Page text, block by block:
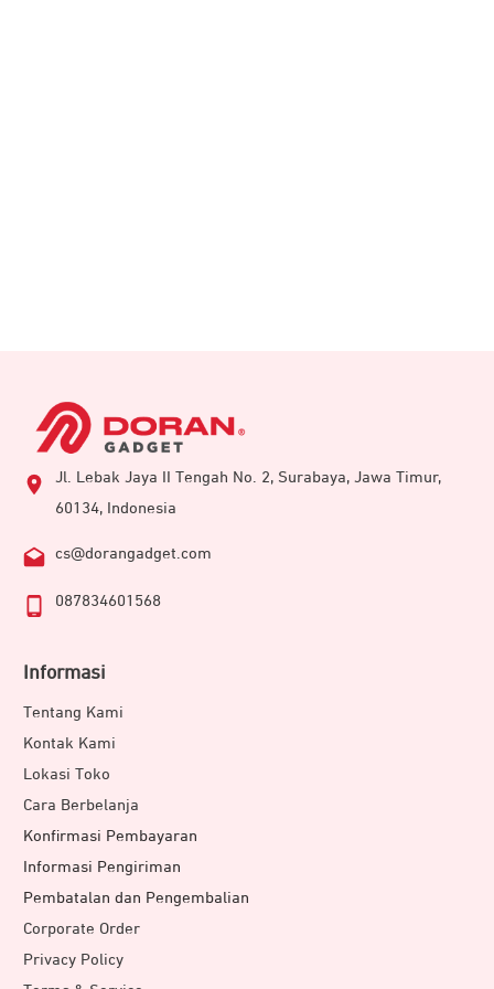
transfer data lebih cepat dan praktis.
Rasakan kenyamanan kontrol yang lebih nyaman dan
presisi saat mengarahkan drone ketika bermanuver. DJI
RC Pro menggunakan desain stik kontrol yang sama
seperti DJI FPV. Hal ini akan memberikan pengalaman
kendali dengan gerakan yang halus, dan membantu
pengguna mendapatkan komposisi gambar yang lebih
baik.
Jl. Lebak Jaya II Tengah No. 2, Surabaya, Jawa Timur,
60134, Indonesia
cs@dorangadget.com
087834601568
Informasi
Tentang Kami
Kontak Kami
Lokasi Toko
Cara Berbelanja
Konfirmasi Pembayaran
Informasi Pengiriman
Pembatalan dan Pengembalian
Corporate Order
Privacy Policy